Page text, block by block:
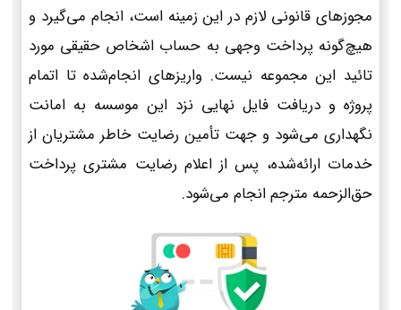
مجوزهای قانونی لازم در این زمینه است، انجام می‌گیرد و
هیچ‌گونه پرداخت وجهی به حساب اشخاص حقیقی مورد
تائید این مجموعه نیست. واریزهای انجام‌شده تا اتمام
پروژه و دریافت فایل نهایی نزد این موسسه به امانت
نگهداری می‌شود و جهت تأمین رضایت خاطر مشتریان از
خدمات ارائه‌شده، پس از اعلام رضایت مشتری پرداخت
حق‌الزحمه مترجم انجام می‌شود.